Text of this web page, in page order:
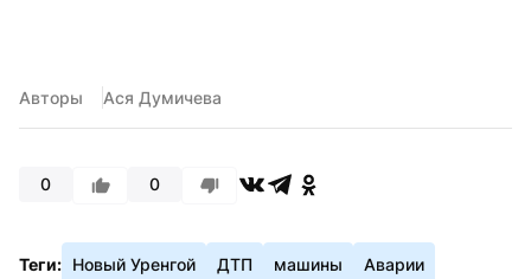
Авторы Ася Думичева
0 0
Теги: Новый Уренгой ДТП машины Аварии